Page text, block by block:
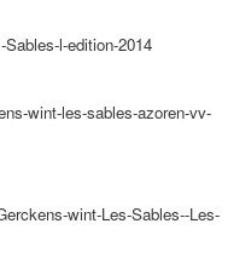
Sables-l-edition-2014
wint-les-sables-azoren-vv-
wint-Les-Sables--Les-